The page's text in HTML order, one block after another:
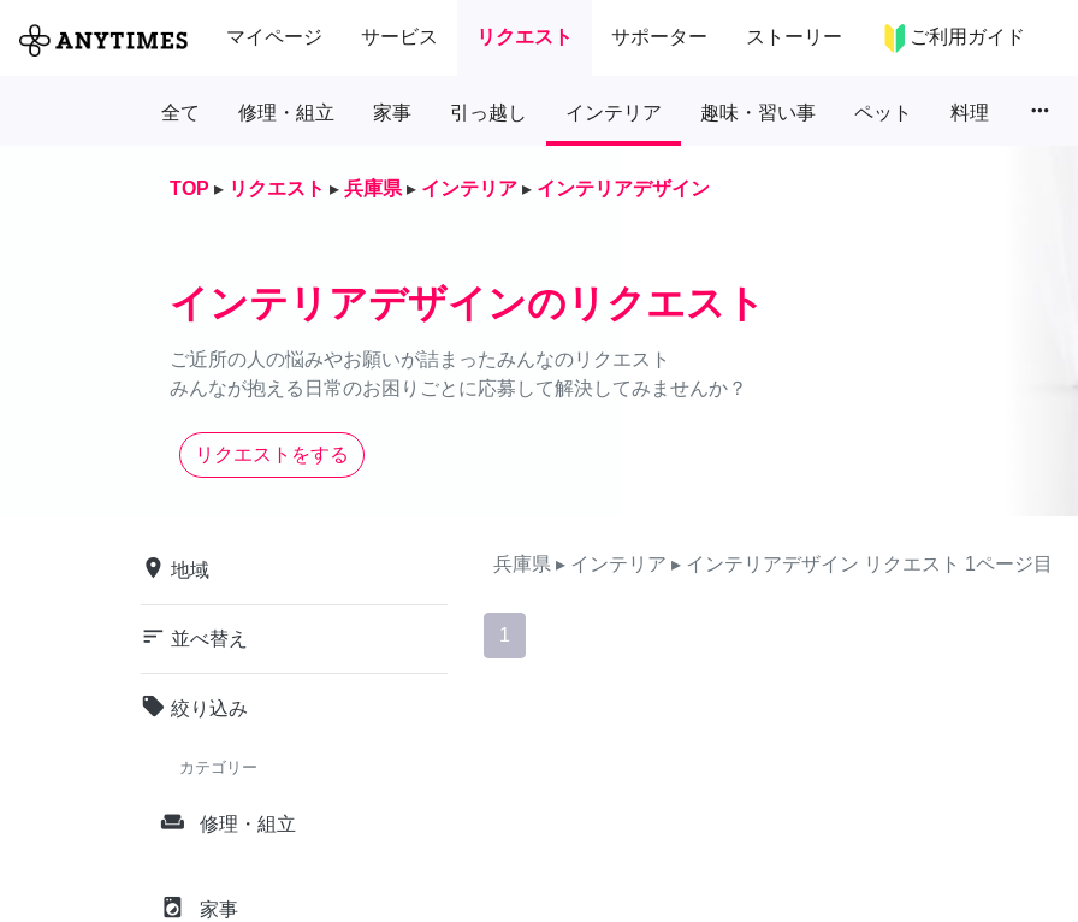
マイページ サービス リクエスト サポーター ストーリー ご利用ガイド
全て 修理・組立 家事 引っ越し インテリア 趣味・習い事 ペット 料理 more_horiz
TOP ▸ リクエスト ▸ 兵庫県 ▸ インテリア ▸ インテリアデザイン
インテリアデザインのリクエスト
ご近所の人の悩みやお願いが詰まったみんなのリクエスト
みんなが抱える日常のお困りごとに応募して解決してみませんか？
リクエストをする
place 地域
sort 並べ替え
local_offer 絞り込み
カテゴリー
weekend 修理・組立
local_laundry_service 家事
兵庫県 ▸ インテリア ▸ インテリアデザイン リクエスト 1ページ目
1